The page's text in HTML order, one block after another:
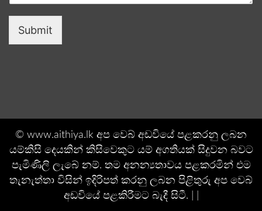
Submit
© www.aithiya.lk අප වෙබ් අඩවියේ පළකරනු ලබන
යම්කිසි දෙයකින් කිසිවෙකුට යම් අගතියක් සිදුවන බවට
පැමිණිලි ලැබේ නම්. තම අනන්‍යතාවය පළකරමින් එම
තැනැත්තා විසින් ඉදිරිපත් කරනු ලබන පිළිතුරු අප වෙබ්
අඩවියේ පළකිරීමට බැදී සිටී. | |